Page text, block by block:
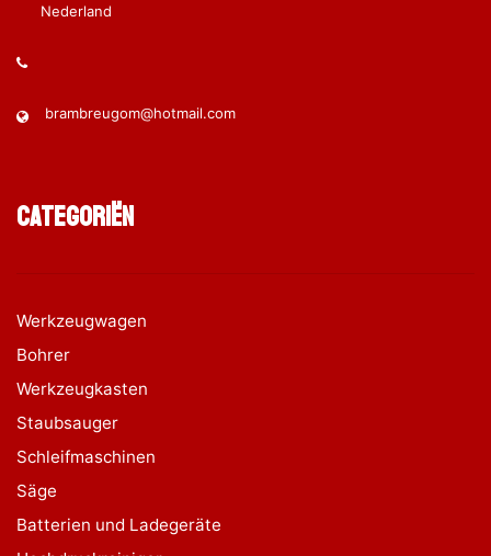
Nederland
brambreugom@hotmail.com
Categoriën
Werkzeugwagen
Bohrer
Werkzeugkasten
Staubsauger
Schleifmaschinen
Säge
Batterien und Ladegeräte